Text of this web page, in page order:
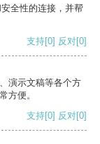
全性的连接，并帮
支持[0] 反对[0]
演示文稿等各个方
方便。
支持[0] 反对[0]